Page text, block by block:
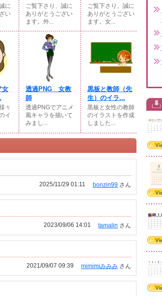
に
い
ご覧下さり、誠に
ありがとうござい
ます。外...
ご覧下さり、誠に
ありがとうござい
ます。女...
女
々
イ
透過PNG 女教
師
透過PNGでアニメ
風キャラを描いて
みまし...
黒板と教師（先
生）のイラ...
黒板と女性の教師
のイラストを作成
しました...
bonzin99 さん
2025/11/29 01:11
tamalin さん
2023/09/06 14:01
mimimiみみみ さん
2021/09/07 09:39